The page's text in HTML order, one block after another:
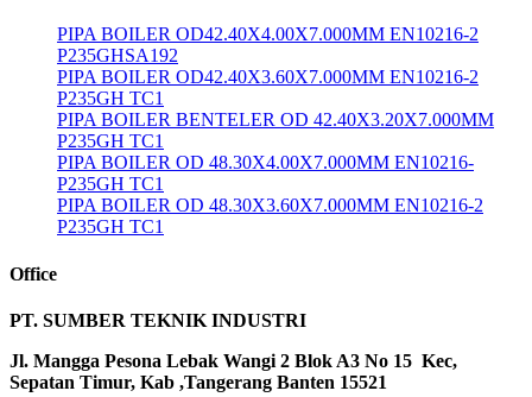
PIPA BOILER OD42.40X4.00X7.000MM EN10216-2
P235GHSA192
PIPA BOILER OD42.40X3.60X7.000MM EN10216-2
P235GH TC1
PIPA BOILER BENTELER OD 42.40X3.20X7.000MM
P235GH TC1
PIPA BOILER OD 48.30X4.00X7.000MM EN10216-
P235GH TC1
PIPA BOILER OD 48.30X3.60X7.000MM EN10216-2
P235GH TC1
Office
PT. SUMBER TEKNIK INDUSTRI
Jl. Mangga Pesona Lebak Wangi 2 Blok A3 No 15 Kec,
Sepatan Timur, Kab ,Tangerang Banten 15521